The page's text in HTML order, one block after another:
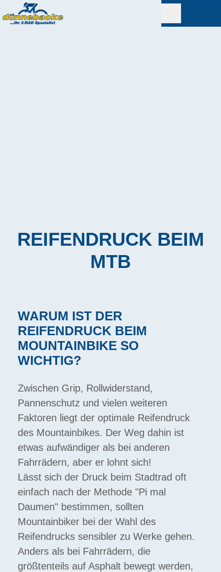
REIFENDRUCK BEIM
MTB
WARUM IST DER
REIFENDRUCK BEIM
MOUNTAINBIKE SO
WICHTIG?
Zwischen Grip, Rollwiderstand,
Pannenschutz und vielen weiteren
Faktoren liegt der optimale Reifendruck
des Mountainbikes. Der Weg dahin ist
etwas aufwändiger als bei anderen
Fahrrädern, aber er lohnt sich!
Lässt sich der Druck beim Stadtrad oft
einfach nach der Methode "Pi mal
Daumen" bestimmen, sollten
Mountainbiker bei der Wahl des
Reifendrucks sensibler zu Werke gehen.
Anders als bei Fahrrädern, die
größtenteils auf Asphalt bewegt werden,